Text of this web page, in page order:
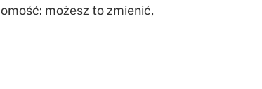
możesz to zmienić,